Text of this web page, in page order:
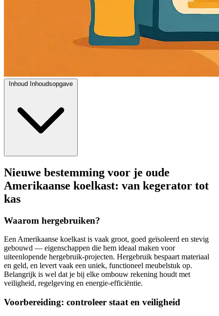
Inhoud Inhoudsopgave
Nieuwe bestemming voor je oude
Amerikaanse koelkast: van kegerator tot
kas
Waarom hergebruiken?
Een Amerikaanse koelkast is vaak groot, goed geïsoleerd en stevig
gebouwd — eigenschappen die hem ideaal maken voor
uiteenlopende hergebruik-projecten. Hergebruik bespaart materiaal
en geld, en levert vaak een uniek, functioneel meubelstuk op.
Belangrijk is wel dat je bij elke ombouw rekening houdt met
veiligheid, regelgeving en energie-efficiëntie.
Voorbereiding: controleer staat en veiligheid